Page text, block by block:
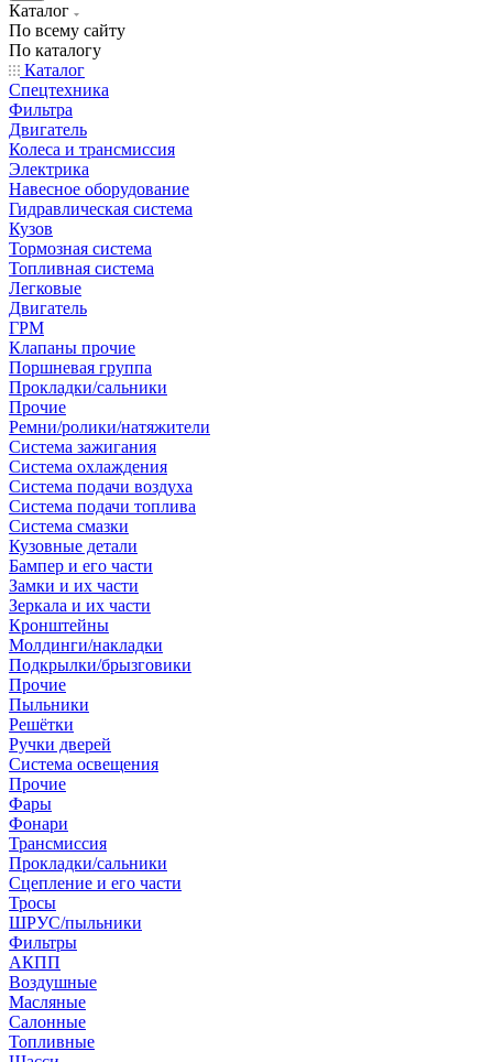
Каталог
По всему сайту
По каталогу
Каталог
Спецтехника
Фильтра
Двигатель
Колеса и трансмиссия
Электрика
Навесное оборудование
Гидравлическая система
Кузов
Тормозная система
Топливная система
Легковые
Двигатель
ГРМ
Клапаны прочие
Поршневая группа
Прокладки/сальники
Прочие
Ремни/ролики/натяжители
Система зажигания
Система охлаждения
Система подачи воздуха
Система подачи топлива
Система смазки
Кузовные детали
Бампер и его части
Замки и их части
Зеркала и их части
Кронштейны
Молдинги/накладки
Подкрылки/брызговики
Прочие
Пыльники
Решётки
Ручки дверей
Система освещения
Прочие
Фары
Фонари
Трансмиссия
Прокладки/сальники
Сцепление и его части
Тросы
ШРУС/пыльники
Фильтры
АКПП
Воздушные
Масляные
Салонные
Топливные